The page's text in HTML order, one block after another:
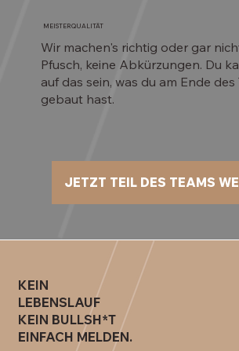
MEISTERQUALITÄT
Wir machen's richtig oder gar
Pfusch, keine Abkürzungen. Du
auf das sein, was du am Ende des
gebaut hast.
KEIN
LEBENSLAUF
KEIN BULLSH*T
EINFACH MELDEN.